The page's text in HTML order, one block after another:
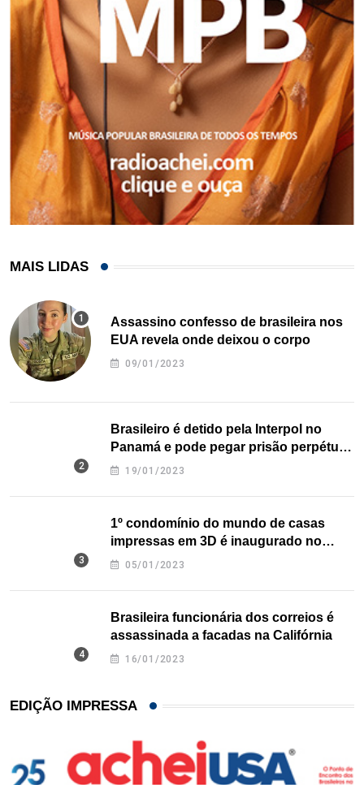
MAIS LIDAS
Assassino confesso de brasileira nos
EUA revela onde deixou o corpo
09/01/2023
Brasileiro é detido pela Interpol no
Panamá e pode pegar prisão perpétua
nos EUA
19/01/2023
1º condomínio do mundo de casas
impressas em 3D é inaugurado no
Texas
05/01/2023
Brasileira funcionária dos correios é
assassinada a facadas na Califórnia
16/01/2023
EDIÇÃO IMPRESSA